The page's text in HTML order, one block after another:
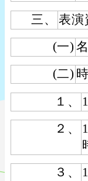
三、
表演
(一)
(二)
１、
２、
３、